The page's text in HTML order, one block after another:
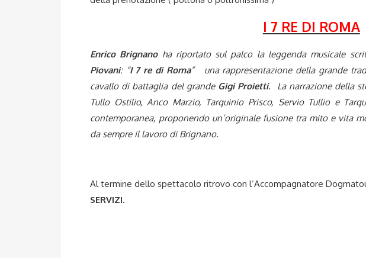
I 7 RE DI ROMA
Enrico Brignanoha riportato sul palco la leggenda musicale
Piovani: “I 7 re di Roma” una rappresentazione della grande
cavallo di battaglia del grande Gigi Proietti. La narrazione della
Tullo Ostilio, Anco Marzio, Tarquinio Prisco, Servio Tullio e
contemporanea, proponendo un’originale fusione tra mito e vita
da sempre il lavoro di Brignano.
Al termine dello spettacolo ritrovo con l’Accompagnatore
SERVIZI.